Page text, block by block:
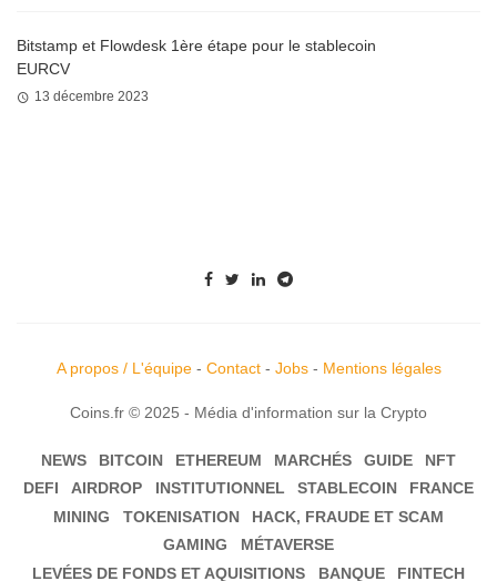
Bitstamp et Flowdesk 1ère étape pour le stablecoin
EURCV
13 décembre 2023
A propos / L'équipe- Contact- Jobs- Mentions légales
Coins.fr © 2025 - Média d'information sur la Crypto
NEWS BITCOIN ETHEREUM MARCHÉS GUIDE
NFT
DEFI
AIRDROP INSTITUTIONNEL STABLECOIN
FRANCE
MINING
TOKENISATION
HACK, FRAUDE ET SCAM
GAMING
MÉTAVERSE
LEVÉES DE FONDS ET AQUISITIONS
BANQUE FINTECH